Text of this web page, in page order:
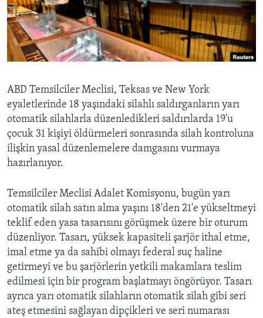
HAYATTAN
SANAT
BIZI TAKIP EDIN
Diller
ABD Temsilciler Meclisi, Teksas ve New York
eyaletlerinde 18 yaşındaki silahlı saldırganların yarı
otomatik silahlarla düzenledikleri saldırılarda 19'u
çocuk 31 kişiyi öldürmeleri sonrasında silah kontroluna
ilişkin yasal düzenlemelere damgasını vurmaya
hazırlanıyor.
Temsilciler Meclisi Adalet Komisyonu, bugün yarı
otomatik silah satın alma yaşını 18'den 21'e yükseltmeyi
teklif eden yasa tasarısını görüşmek üzere bir oturum
düzenliyor. Tasarı, yüksek kapasiteli şarjör ithal etme,
imal etme ya da sahibi olmayı federal suç haline
getirmeyi ve bu şarjörlerin yetkili makamlara teslim
edilmesi için bir program başlatmayı öngörüyor. Tasarı
ayrıca yarı otomatik silahların otomatik silah gibi seri
ateş etmesini sağlayan dipçikleri ve seri numarası